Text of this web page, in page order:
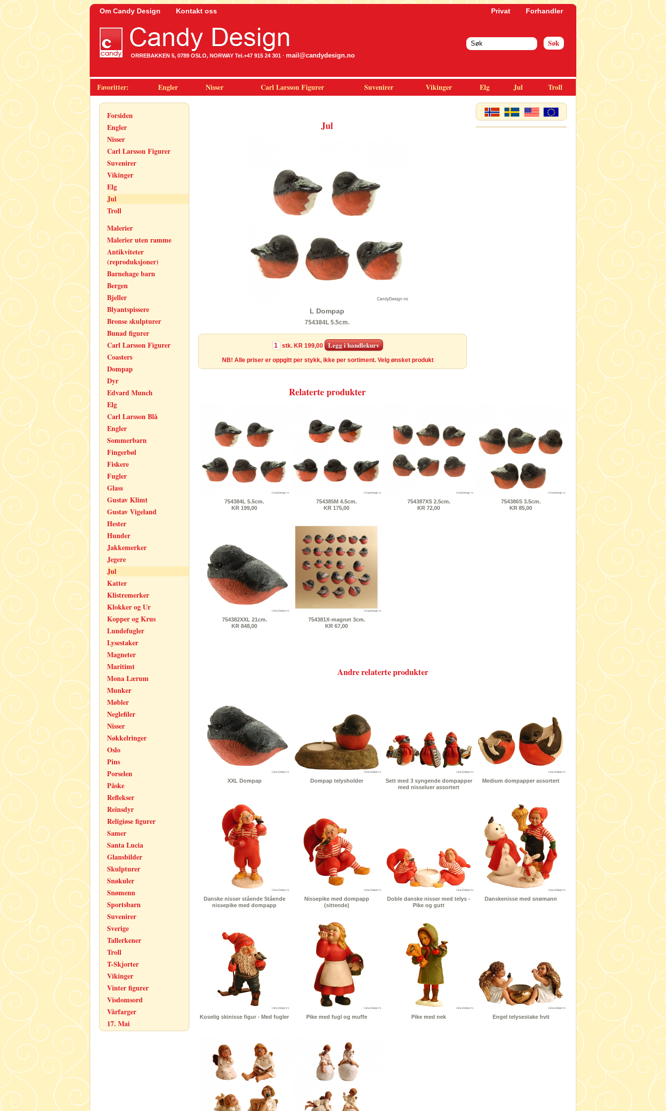
Om Candy Design Kontakt oss Privat Forhandler
ORREBAKKEN 5, 0789 OSLO, NORWAY Tel.+47 915 24 301 · mail@candydesign.no
Favoritter: Engler Nisser Carl Larsson Figurer Suvenirer Vikinger Elg Jul Troll
Forsiden
Engler
Nisser
Carl Larsson Figurer
Suvenirer
Vikinger
Elg
Jul
Troll
Malerier
Malerier uten ramme
Antikviteter
(reproduksjoner)
Barnehage barn
Bergen
Bjeller
Blyantspissere
Bronse skulpturer
Bunad figurer
Carl Larsson Figurer
Coasters
Dompap
Dyr
Edvard Munch
Elg
Carl Larsson Blå
Engler
Sommerbarn
Fingerbøl
Fiskere
Fugler
Glass
Gustav Klimt
Gustav Vigeland
Hester
Hunder
Jakkemerker
Jegere
Jul
Katter
Klistremerker
Klokker og Ur
Kopper og Krus
Lundefugler
Lysestaker
Magneter
Maritimt
Mona Lærum
Munker
Møbler
Neglefiler
Nisser
Nøkkelringer
Oslo
Pins
Porselen
Påske
Reflekser
Reinsdyr
Religiøse figurer
Samer
Santa Lucia
Glansbilder
Skulpturer
Snøkuler
Snømenn
Sportsbarn
Suvenirer
Sverige
Tallerkener
Troll
T-Skjorter
Vikinger
Vinter figurer
Visdomsord
Vårfarger
17. Mai
Jul
L Dompap
754384L 5.5cm.
stk. KR 199,00
NB! Alle priser er oppgitt per stykk, ikke per sortiment. Velg ønsket produkt
Relaterte produkter
754384L 5.5cm.
KR 199,00
754385M 4.5cm.
KR 175,00
754387XS 2.5cm.
KR 72,00
754386S 3.5cm.
KR 85,00
754382XXL 21cm.
KR 848,00
754381X-magnet 3cm.
KR 67,00
Andre relaterte produkter
XXL Dompap Dompap telysholder
Sett med 3 syngende dompapper
med nisseluer assortert
Medium dompapper assortert
Danske nisser stående Stående
nissepike med dompapp
Nissepike med dompapp
(sittende)
Doble danske nisser med telys -
Pike og gutt
Danskenisse med snømann
Koselig skinisse figur - Med fugler Pike med fugl og muffe Pike med nek Engel telysestake hvit